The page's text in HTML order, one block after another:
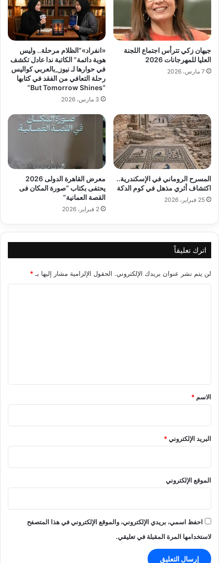
جيهان زكي تترأس اجتماع اللجنة
العليا للمهرجانات 2026
7 مارس، 2026
«انفراد»”الظلام مرحلة.. وليس
هوية دائمة” الكاتبة ندا عادل تكشف
في حوارها لـ نيوز_بالعربي كواليس
رحلة التعافي من الفقد في كتابها
“But Tomorrow Shines”
3 مارس، 2026
المسرح الروماني في الإسكندرية..
اكتشاف أثري مذهل في كوم الدكة
25 فبراير، 2026
معرض القاهرة الدولى 2026
يحتفى بكتاب “صورة المكان فى
القصة العمانية”
2 فبراير، 2026
اترك تعليقاً
لن يتم نشر عنوان بريدك الإلكتروني. الحقول الإلزامية مشار إليها بـ*
*
الاسم *
البريد الإلكتروني*
الموقع الإلكتروني
احفظ اسمي، بريدي الإلكتروني، والموقع الإلكتروني في هذا المتصفح
لاستخدامها المرة المقبلة في تعليقي.